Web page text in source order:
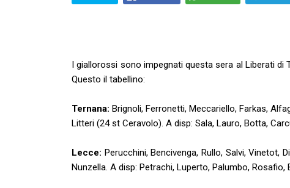
I giallorossi sono impegnati questa sera al Liberati di
Questo il tabellino:
Ternana:Brignoli, Ferronetti, Meccariello, Farkas,
Litteri (24 st Ceravolo). A disp: Sala, Lauro, Botta,
Lecce: Perucchini, Bencivenga, Rullo, Salvi, Vinetot,
Nunzella. A disp: Petrachi, Luperto, Palumbo,